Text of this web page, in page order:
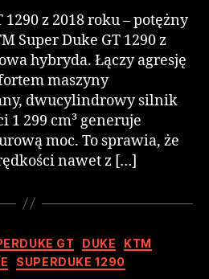
1290 z 2018 roku – potężny
Super Duke GT 1290 z
hybryda. Łączy agresję
maszyny
dwucylindrowy silnik
1 299 cm³ generuje
moc. To sprawia, że
nawet z […]
GT DUKE
KTM
SUPERDUKE 1290